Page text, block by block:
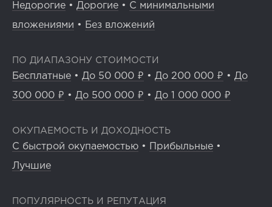
Недорогие • Дорогие • С минимальными
вложениями • Без вложений
ПО ДИАПАЗОНУ СТОИМОСТИ
Бесплатные • До 50 000 ₽ • До 200 000 ₽ • До
300 000 ₽ • До 500 000 ₽ • До 1 000 000 ₽
ОКУПАЕМОСТЬ И ДОХОДНОСТЬ
С быстрой окупаемостью • Прибыльные •
Лучшие
ПОПУЛЯРНОСТЬ И РЕПУТАЦИЯ